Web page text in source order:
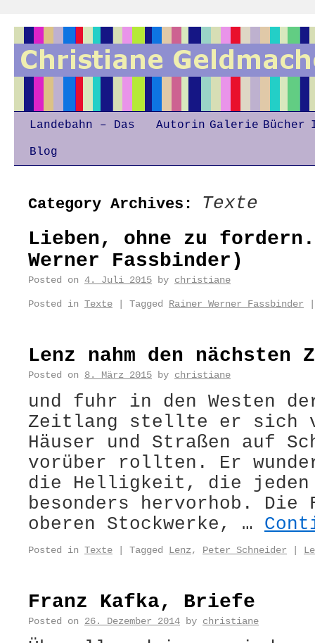
Landebahn – Das
Blog
Autorin Galerie Bücher
Category Archives: Texte
Lieben, ohne zu
Werner Fassbinder)
Posted on 4. Juli 2015 by christiane
Posted in Texte Tagged Rainer Werner Fassbinder
Lenz nahm den nächsten
Posted on 8. März 2015 by christiane
und fuhr in den Westen
Zeitlang stellte er sich
Häuser und Straßen auf
vorüber rollten. Er
die Helligkeit, die jeden
besonders hervorhob. Die
oberen Stockwerke, …
Posted in Texte Tagged Lenz, Peter Schneider
Franz Kafka, Briefe
Posted on 26. Dezember 2014 by christiane